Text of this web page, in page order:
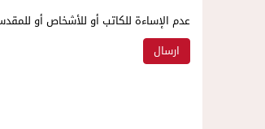
عدم الإساءة للكاتب أو للأشخاص أو